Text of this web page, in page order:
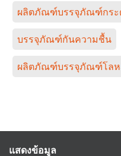
ผลิตภัณฑ์บรรจุภัณฑ์กระ
บรรจุภัณฑ์กันความชื้น
ผลิตภัณฑ์บรรจุภัณฑ์โลห
แสดงข้อมูล